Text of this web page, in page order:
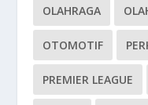
OLAHRAGA
OTOMOTIF
PREMIER LEAGUE